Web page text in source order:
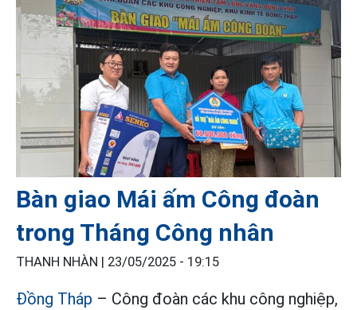
Bàn giao Mái ấm Công đoàn
trong Tháng Công nhân
THANH NHÀN | 23/05/2025 - 19:15
Đồng Tháp – Công đoàn các khu công nghiệp,